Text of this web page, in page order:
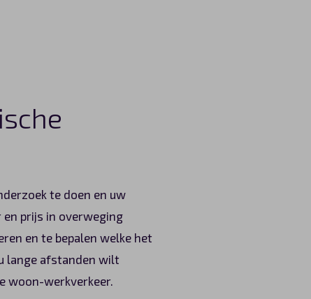
te doen en uw
prijs in overweging
en te bepalen welke het
lange afstanden wilt
woon-werkverkeer.